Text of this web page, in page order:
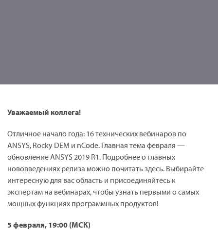
Уважаемый коллега!
Отличное начало года: 16 технических вебинаров по
ANSYS, Rocky DEM и nCode. Главная тема февраля —
обновление ANSYS 2019 R1. Подробнее о главных
нововведениях релиза можно почитать здесь. Выбирайте
интересную для вас область и присоединяйтесь к
экспертам на вебинарах, чтобы узнать первыми о самых
мощных функциях программных продуктов!
5 февраля, 19:00 (МСК)